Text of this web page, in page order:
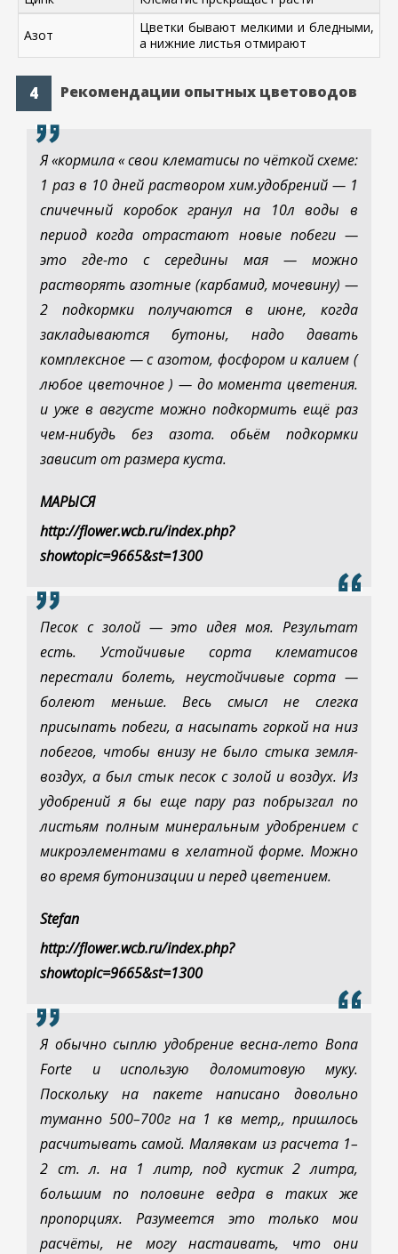
Азот
Цветки бывают мелкими и бледными,
а нижние листья отмирают
Рекомендации опытных цветоводов
Я «кормила « свои клематисы по чёткой схеме:
1 раз в 10 дней раствором хим.удобрений — 1
спичечный коробок гранул на 10л воды в
период когда отрастают новые побеги —
это где-то с середины мая — можно
растворять азотные (карбамид, мочевину) —
2 подкормки получаются в июне, когда
закладываются бутоны, надо давать
комплексное — с азотом, фосфором и калием (
любое цветочное ) — до момента цветения.
и уже в августе можно подкормить ещё раз
чем-нибудь без азота. обьём подкормки
зависит от размера куста.
МАРЫСЯ
http://flower.wcb.ru/index.php?
showtopic=9665&st=1300
Песок с золой — это идея моя. Результат
есть. Устойчивые сорта клематисов
перестали болеть, неустойчивые сорта —
болеют меньше. Весь смысл не слегка
присыпать побеги, а насыпать горкой на низ
побегов, чтобы внизу не было стыка земля-
воздух, а был стык песок с золой и воздух. Из
удобрений я бы еще пару раз побрызгал по
листьям полным минеральным удобрением с
микроэлементами в хелатной форме. Можно
во время бутонизации и перед цветением.
Stefan
http://flower.wcb.ru/index.php?
showtopic=9665&st=1300
Я обычно сыплю удобрение весна-лето Bona
Forte и использую доломитовую муку.
Поскольку на пакете написано довольно
туманно 500–700г на 1 кв метр,, пришлось
расчитывать самой. Малявкам из расчета 1–
2 ст. л. на 1 литр, под кустик 2 литра,
большим по половине ведра в таких же
пропорциях. Разумеется это только мои
расчёты, не могу настаивать, что они